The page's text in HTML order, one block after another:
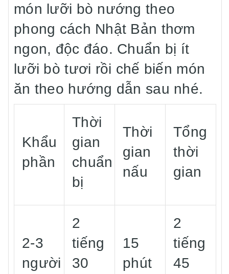
món lưỡi bò nướng theo
phong cách Nhật Bản thơm
ngon, độc đáo. Chuẩn bị ít
lưỡi bò tươi rồi chế biến món
ăn theo hướng dẫn sau nhé.
Khẩu
phần
Thời
gian
chuẩn
bị
Thời
gian
nấu
Tổng
thời
gian
2-3
người
2
tiếng
30
15
phút
2
tiếng
45